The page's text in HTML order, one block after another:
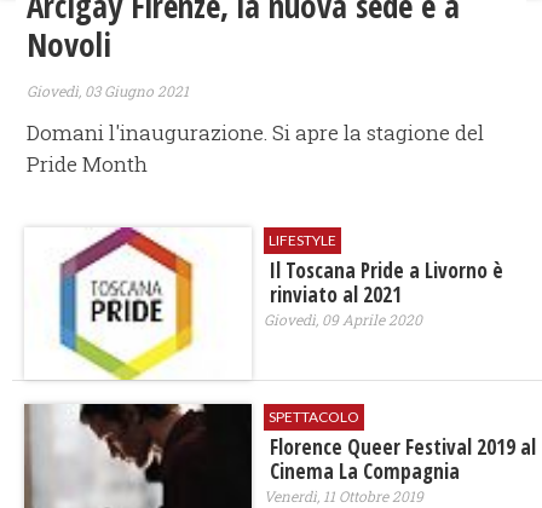
Novoli
Giovedì, 03 Giugno 2021
Domani l'inaugurazione. Si apre la stagione del
Pride Month
LIFESTYLE
​Il Toscana Pride a Livorno è
rinviato al 2021
Giovedì, 09 Aprile 2020
SPETTACOLO
Florence Queer Festival 2019 al
Cinema La Compagnia
Venerdì, 11 Ottobre 2019